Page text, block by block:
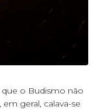
o Budismo não
geral, calava-se